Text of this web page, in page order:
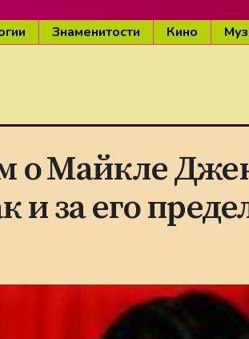
Знаменитости Кино
о Майкле
и за его